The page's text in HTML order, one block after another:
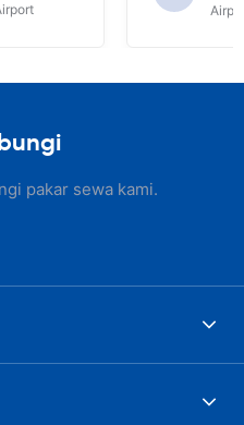
pakar sewa kami.